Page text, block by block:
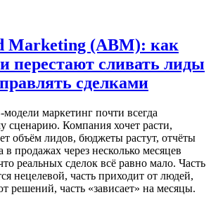
Marketing (ABM): как
перестают сливать лиды
сделками
маркетинг почти всегда
сценарию. Компания хочет расти,
объём лидов, бюджеты растут, отчёты
продажах через несколько месяцев
реальных сделок всё равно мало. Часть
нецелевой, часть приходит от людей,
решений, часть «зависает» на месяцы.